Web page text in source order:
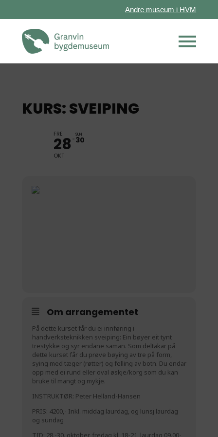
Andre museum i HVM
KURS: SVEIPING
FRE
28
OKT
SUN
30
Om arrangementet
På dette kurset får du ei innføring i
handverksteknikken sveiping: Ein bøyer eit tynt
trestykke og syr endane saman. Som deltakar på
dette kurset får du prøve bøying av tre på form,
sying med tæger (røtter) og felling av botn. Du endar
opp med ei rund eller oval øskje/korg som du kan
bruke til mangt og mykje.
INSTRUKTØR: Peter Helland-Hansen
PRIS: 4200,- Inkl. middag laurdag, og lunsj laurdag
og sundag
TID: 28.-30. oktober, fredag kl. 18-21, laurdag 09.00-